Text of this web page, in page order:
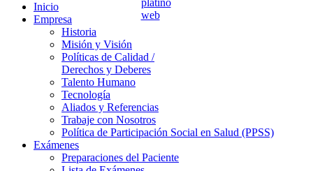
Inicio
Empresa
Historia
Misión y Visión
Políticas de Calidad /
Derechos y Deberes
Talento Humano
Tecnología
Aliados y Referencias
Trabaje con Nosotros
Política de Participación Social en Salud (PPSS)
Exámenes
Preparaciones del Paciente